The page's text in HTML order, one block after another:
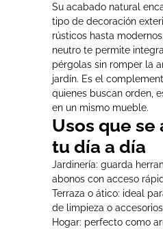
Su acabado natural
tipo de decoración
rústicos hasta
neutro te permite
pérgolas sin romper la
jardín. Es el
quienes buscan orden,
en un mismo mueble.
Usos que se
tu día a día
Jardinería: guarda
abonos con acceso
Terraza o ático: ideal
de limpieza o
Hogar: perfecto como